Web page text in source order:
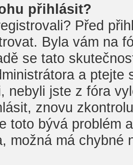
přihlásit?
Před
Byla vám na
se tato
a ptejte
nebyli jste z fóra
znovu
toto bývá problém
možná má chybné